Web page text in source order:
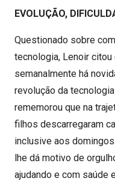
EVOLUÇÃO,
Questionado sobre
tecnologia, Lenoir citou
semanalmente há
revolução da
rememorou que na
filhos descarregaram
inclusive aos
lhe dá motivo de
ajudando e com saúde